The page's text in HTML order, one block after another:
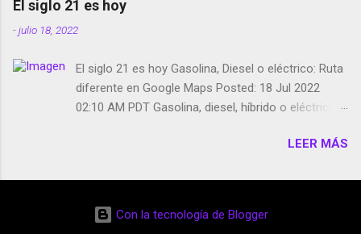
El siglo 21 es hoy
-julio 18, 2022
El siglo 21 es hoy Gasolina, Diesel o eléctrico: Ruta
diferente en Google Maps Posted: 18 Jul 2022
02:10 AM PDT Gasolina, diesel, híbrido o eléctrico:
de esos sentidos es lo que hacen los
desarrolladores de Alphabet, la compañía matriz
de Google; y por el otro lado tenemos el
LEER MÁS
Con la tecnología de Blogger